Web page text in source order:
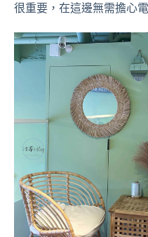
很重要，在這邊無需擔心